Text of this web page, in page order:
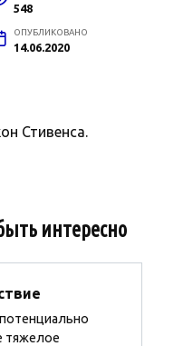
548
ОПУБЛИКОВАНО
14.06.2020
Стивенса.
интересно
тяжелое